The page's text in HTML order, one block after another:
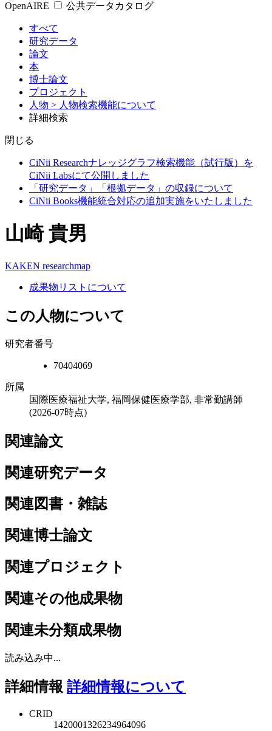
OpenAIRE
公共データカタログ
すべて
研究データ
論文
本
博士論文
プロジェクト
人物 > 人物検索機能について
詳細検索
閉じる
CiNii Researchナレッジグラフ検索機能（試行版）を
CiNii Labsにて公開しました
「研究データ」「根拠データ」の収録について
CiNii Books機能統合対応の追加実施をいたしました
山崎 貴男
KAKEN researchmap
成果物リストについて
この人物について
研究者番号
70404069
所属
国際医療福祉大学, 福岡保健医療学部, 非常勤講師
(2026-07時点)
関連論文
関連研究データ
関連図書・雑誌
関連博士論文
関連プロジェクト
関連その他成果物
関連未分類成果物
読み込み中...
詳細情報 詳細情報について
CRID
1420001326234964096